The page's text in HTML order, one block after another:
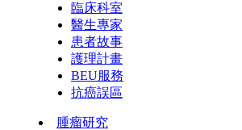
臨床科室
醫生專家
患者故事
護理計畫
BEU服務
抗癌誤區
腫瘤研究